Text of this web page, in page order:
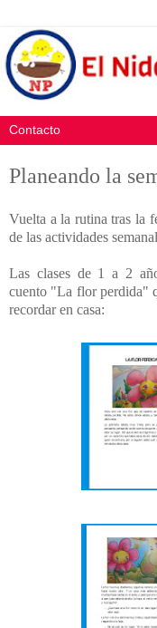
Planeando la
Vuelta a la rutina tras la
de las actividades
Las clases de 1 a 2
cuento "La flor perdida"
recordar en casa: